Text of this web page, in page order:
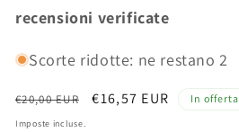
recensioni verificate
Scorte ridotte: ne restano 2
Prezzo
di
€20,00 EUR
Prezzo
€16,57 EUR In offerta
Imposte incluse.